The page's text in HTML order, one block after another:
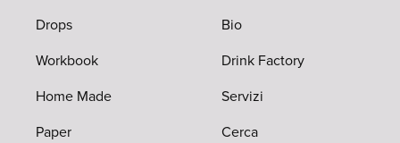
Drops
Workbook
Home Made
Paper
Bio
Drink Factory
Servizi
Cerca